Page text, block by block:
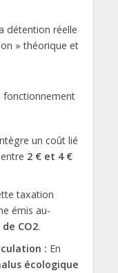
détention réelle
» théorique et
fonctionnement
un coût lié
2 € et 4 €
taxation
émis au-
CO2.
: En
écologique